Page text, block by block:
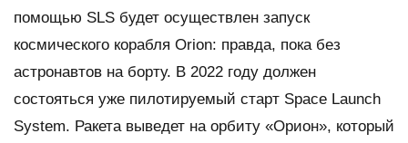
помощью SLS будет осуществлен запуск
космического корабля Orion: правда, пока без
астронавтов на борту. В 2022 году должен
состояться уже пилотируемый старт Space Launch
System. Ракета выведет на орбиту «Орион», который